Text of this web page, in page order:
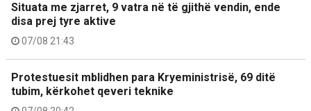
Situata me zjarret, 9 vatra në të gjithë vendin, ende
disa prej tyre aktive
07/08 21:43
Protestuesit mblidhen para Kryeministrisë, 69 ditë
tubim, kërkohet qeveri teknike